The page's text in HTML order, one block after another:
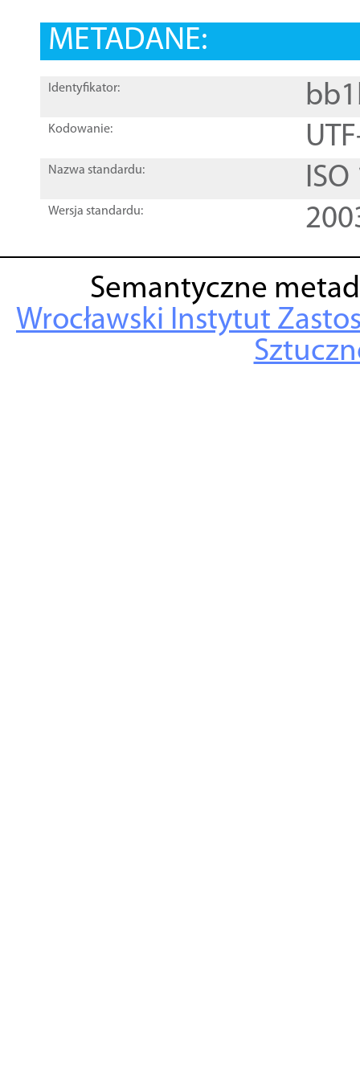
METADANE:
Identyfikator:
Kodowanie:
Nazwa standardu:
Wersja standardu:
Semantyczne
Wrocławski Instytut